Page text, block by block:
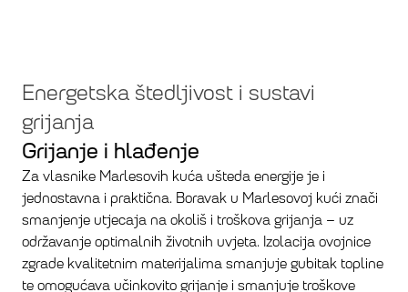
Energetska štedljivost i sustavi
grijanja
Grijanje i hlađenje
Za vlasnike Marlesovih kuća ušteda energije je i
jednostavna i praktična. Boravak u Marlesovoj kući znači
smanjenje utjecaja na okoliš i troškova grijanja – uz
održavanje optimalnih životnih uvjeta. Izolacija ovojnice
zgrade kvalitetnim materijalima smanjuje gubitak topline
te omogućava učinkovito grijanje i smanjuje troškove